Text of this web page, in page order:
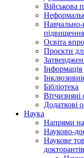
Військова
Навчально-
підвищення
Освіта
Проєкти
Інформація
Бібліотека
Вітчизняні
Додаткові
Наука
Напрями
Науково-
Наукове